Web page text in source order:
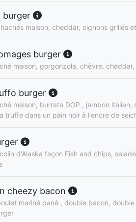
burger
maison, cheddar, oignons grillés
burger
maison, gorgonzola, chèvre,
burger
maison, burrata DOP , jambon italien,
truffe dans un pain noir à l'encre de
d'Alaska façon Fish and chips,
cheezy bacon
mariné pané , double bacon,